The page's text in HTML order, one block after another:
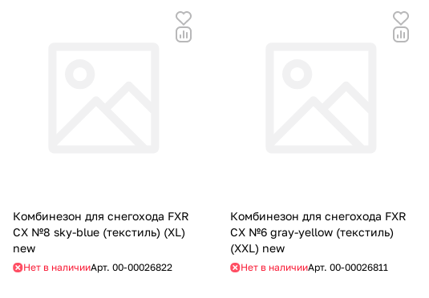
Комбинезон для снегохода FXR
CX №8 sky-blue (текстиль) (XL)
new
Нет в наличииАрт. 00-00026822
Комбинезон для снегохода FXR
CX №6 gray-yellow (текстиль)
(XXL) new
Нет в наличииАрт.00-00026811